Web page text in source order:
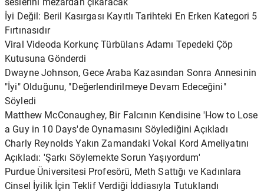
İyi Değil: Beril Kasırgası Kayıtlı Tarihteki En Erken Kategori 5
Fırtınasıdır
Viral Videoda Korkunç Türbülans Adamı Tepedeki Çöp
Kutusuna Gönderdi
Dwayne Johnson, Gece Araba Kazasından Sonra Annesinin
"İyi" Olduğunu, "Değerlendirilmeye Devam Edeceğini"
Söyledi
Matthew McConaughey, Bir Falcının Kendisine 'How to Lose
a Guy in 10 Days'de Oynamasını Söylediğini Açıkladı
Charly Reynolds Yakın Zamandaki Vokal Kord Ameliyatını
Açıkladı: 'Şarkı Söylemekte Sorun Yaşıyordum'
Purdue Üniversitesi Profesörü, Meth Sattığı ve Kadınlara
Cinsel İyilik İçin Teklif Verdiği İddiasıyla Tutuklandı